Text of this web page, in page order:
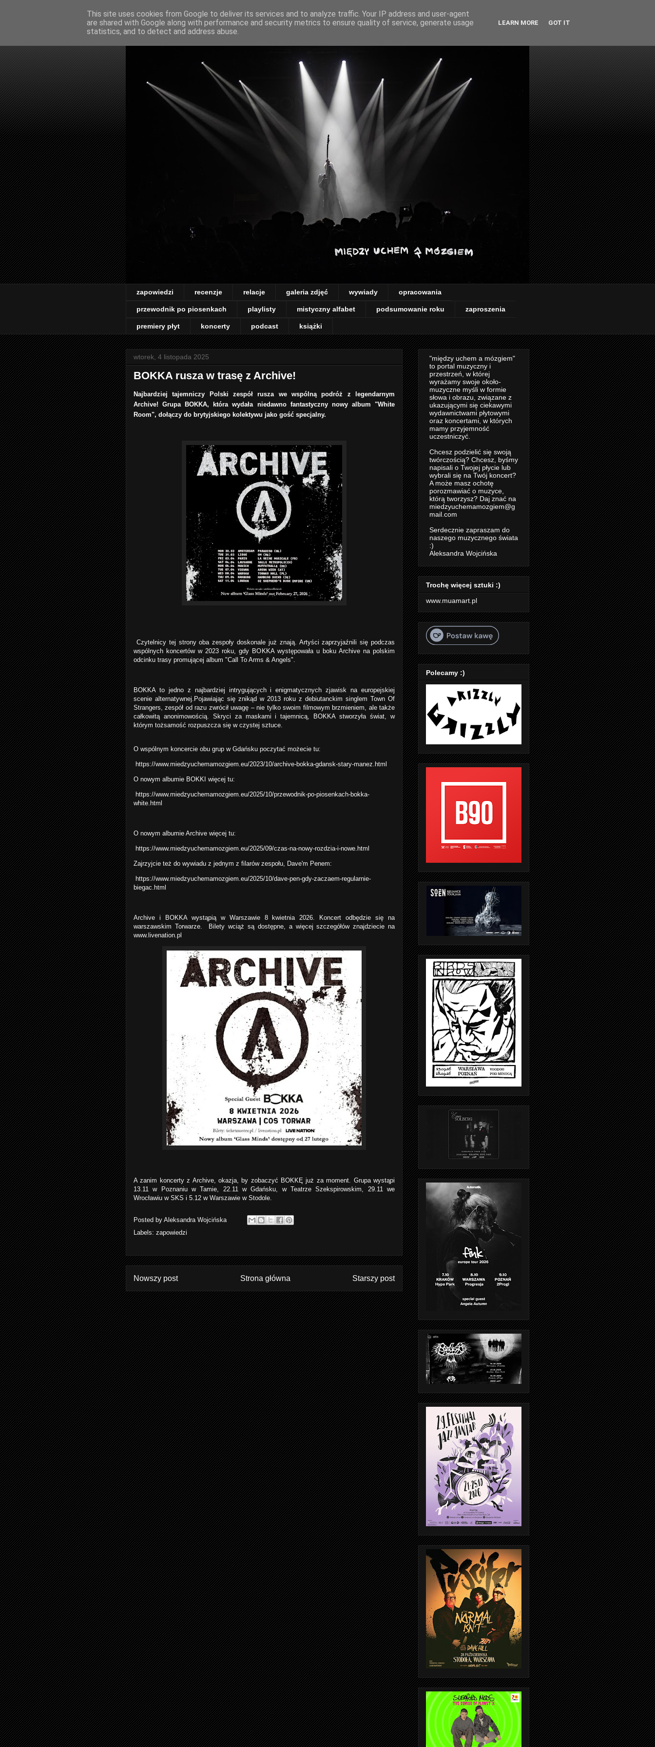
zapowiedzi recenzje relacje galeria zdjęć wywiady opracowania
przewodnik po piosenkach playlisty mistyczny alfabet podsumowanie roku zaproszenia
premiery płyt koncerty podcast książki
wtorek, 4 listopada 2025
BOKKA rusza w trasę z Archive!
Najbardziej tajemniczy Polski zespół rusza we wspólną podróż z legendarnym
Archive! Grupa BOKKA, która wydała niedawno fantastyczny nowy album "White
Room", dołączy do brytyjskiego kolektywu jako gość specjalny.
Czytelnicy tej strony oba zespoły doskonale już znają. Artyści zaprzyjaźnili się podczas
wspólnych koncertów w 2023 roku, gdy BOKKA występowała u boku Archive na polskim
odcinku trasy promującej album "Call To Arms & Angels".
BOKKA to jedno z najbardziej intrygujących i enigmatycznych zjawisk na europejskiej
scenie alternatywnej.Pojawiając się znikąd w 2013 roku z debiutanckim singlem Town Of
Strangers, zespół od razu zwrócił uwagę – nie tylko swoim filmowym brzmieniem, ale także
całkowitą anonimowością. Skryci za maskami i tajemnicą, BOKKA stworzyła świat, w
którym tożsamość rozpuszcza się w czystej sztuce.
O wspólnym koncercie obu grup w Gdańsku poczytać możecie tu:
https://www.miedzyuchemamozgiem.eu/2023/10/archive-bokka-gdansk-stary-manez.html
O nowym albumie BOKKI więcej tu:
https://www.miedzyuchemamozgiem.eu/2025/10/przewodnik-po-piosenkach-bokka-
white.html
O nowym albumie Archive więcej tu:
https://www.miedzyuchemamozgiem.eu/2025/09/czas-na-nowy-rozdzia-i-nowe.html
Zajrzyjcie też do wywiadu z jednym z filarów zespołu, Dave'm Penem:
https://www.miedzyuchemamozgiem.eu/2025/10/dave-pen-gdy-zaczaem-regularnie-
biegac.html
Archive i BOKKA wystąpią w Warszawie 8 kwietnia 2026. Koncert odbędzie się na
warszawskim Torwarze. Bilety wciąż są dostępne, a więcej szczegółów znajdziecie na
www.livenation.pl
A zanim koncerty z Archive, okazja, by zobaczyć BOKKĘ już za moment. Grupa wystąpi
13.11 w Poznaniu w Tamie, 22.11 w Gdańsku, w Teatrze Szekspirowskim, 29.11 we
Wrocławiu w SKS i 5.12 w Warszawie w Stodole.
Posted by Aleksandra Wojcińska
Labels: zapowiedzi
Nowszy post Starszy post
Strona główna
"między uchem a mózgiem"
to portal muzyczny i
przestrzeń, w której
wyrażamy swoje około-
muzyczne myśli w formie
słowa i obrazu, związane z
ukazującymi się ciekawymi
wydawnictwami płytowymi
oraz koncertami, w których
mamy przyjemność
uczestniczyć.
Chcesz podzielić się swoją
twórczością? Chcesz, byśmy
napisali o Twojej płycie lub
wybrali się na Twój koncert?
A może masz ochotę
porozmawiać o muzyce,
którą tworzysz? Daj znać na
miedzyuchemamozgiem@g
mail.com
Serdecznie zapraszam do
naszego muzycznego świata
:)
Aleksandra Wojcińska
Trochę więcej sztuki :)
www.muamart.pl
Polecamy :)
This site uses cookies from Google to deliver its services and to analyze traffic. Your IP address and user-agent
are shared with Google along with performance and security metrics to ensure quality of service, generate usage
statistics, and to detect and address abuse.
LEARN MORE GOT IT